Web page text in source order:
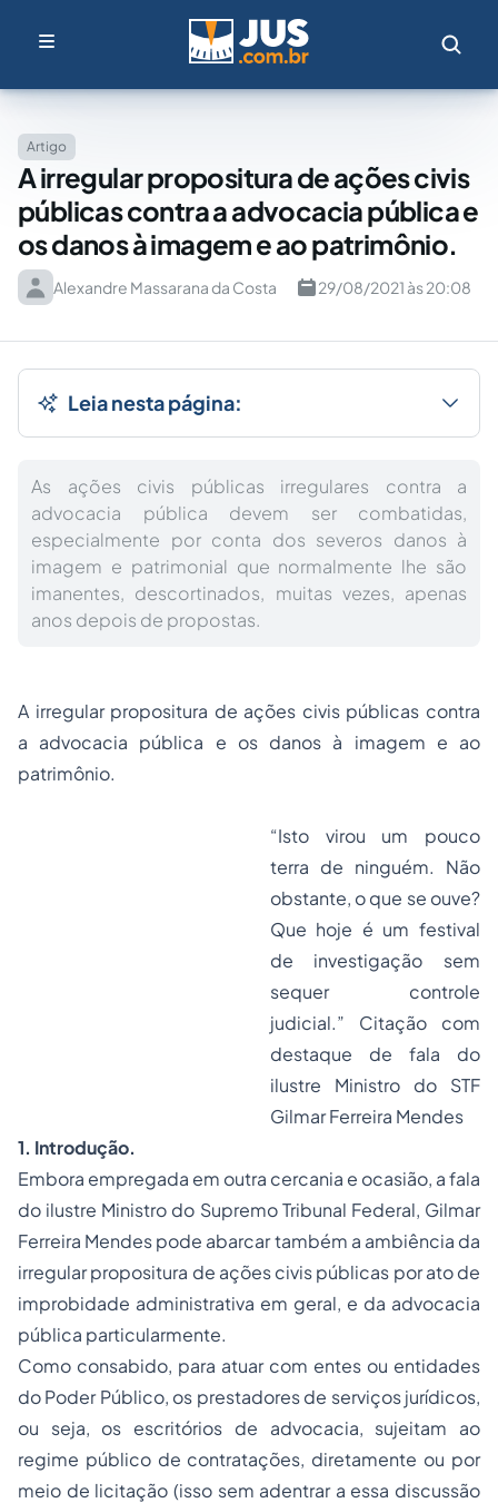
Artigo
A irregular propositura de ações civis
públicas contra a advocacia pública e
os danos à imagem e ao patrimônio.
Alexandre Massarana da Costa 29/08/2021 às 20:08
Leia nesta página:
As ações civis públicas irregulares contra a
advocacia pública devem ser combatidas,
especialmente por conta dos severos danos à
imagem e patrimonial que normalmente lhe são
imanentes, descortinados, muitas vezes, apenas
anos depois de propostas.
A irregular propositura de ações civis públicas contra
a advocacia pública e os danos à imagem e ao
patrimônio.
“Isto virou um pouco
terra de ninguém. Não
obstante, o que se ouve?
Que hoje é um festival
de investigação sem
sequer controle
judicial.” Citação com
destaque de fala do
ilustre Ministro do STF
Gilmar Ferreira Mendes
1. Introdução.
Embora empregada em outra cercania e ocasião, a fala
do ilustre Ministro do Supremo Tribunal Federal, Gilmar
Ferreira Mendes pode abarcar também a ambiência da
irregular propositura de ações civis públicas por ato de
improbidade administrativa em geral, e da advocacia
pública particularmente.
Como consabido, para atuar com entes ou entidades
do Poder Público, os prestadores de serviços jurídicos,
ou seja, os escritórios de advocacia, sujeitam ao
regime público de contratações, diretamente ou por
meio de licitação (isso sem adentrar a essa discussão